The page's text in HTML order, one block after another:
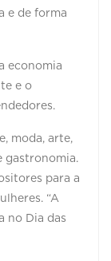
e de forma
economia
e o
moda, arte,
gastronomia.
para a
“A
no Dia das